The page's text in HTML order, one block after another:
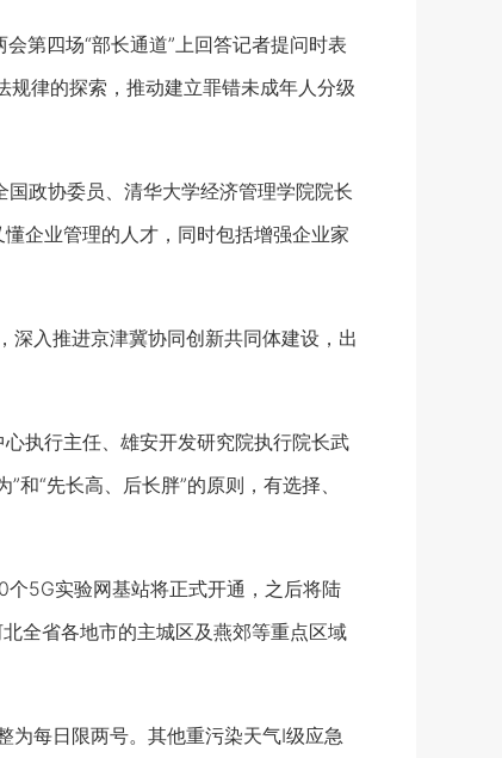
第四场“部长通道”上回答记者提问时表
律的探索，推动建立罪错未成年人分级
政协委员、清华大学经济管理学院院长
企业管理的人才，同时包括增强企业家
入推进京津冀协同创新共同体建设，出
执行主任、雄安开发研究院执行院长武
“先长高、后长胖”的原则，有选择、
5G实验网基站将正式开通，之后将陆
全省各地市的主城区及燕郊等重点区域
每日限两号。其他重污染天气Ⅰ级应急